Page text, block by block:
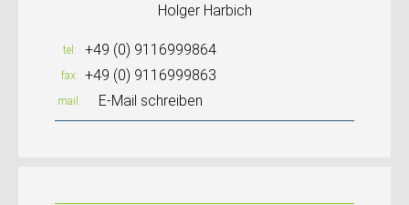
Holger Harbich
tel +49 (0) 9116999864
fax +49 (0) 9116999863
mail E-Mail schreiben